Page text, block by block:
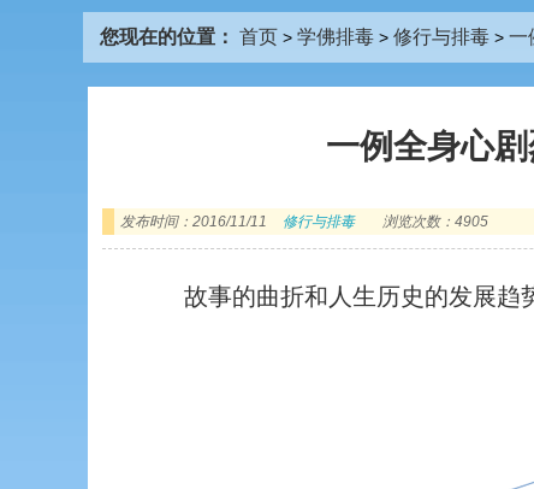
您现在的位置： 首页 > 学佛排毒> 修行与排毒> 一
一例全身心
发布时间：2016/11/11 修行与排毒 浏览次数：4905
故事的曲折和人生历史的发展趋